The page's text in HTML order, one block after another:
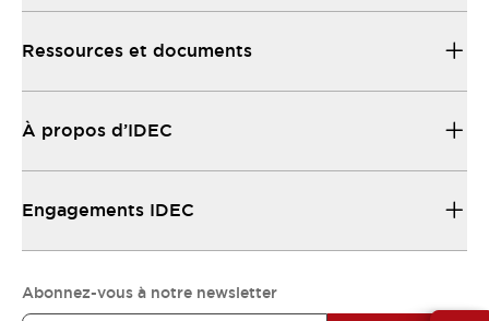
Ressources et documents
À propos d’IDEC
Engagements IDEC
Abonnez-vous à notre newsletter